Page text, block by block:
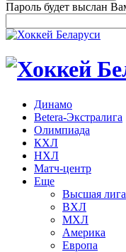
Пароль будет выслан
Динамо
Betera-Экстралига
Олимпиада
КХЛ
НХЛ
Матч-центр
Еще
Высшая лига
ВХЛ
МХЛ
Америка
Европа